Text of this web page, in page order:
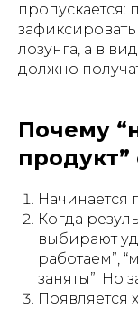
пропускается:
лозунга, а в
должно
Почему
продукт”
Начинается
Когда
выбирают
работаем”,
заняты”. Но
Появляется